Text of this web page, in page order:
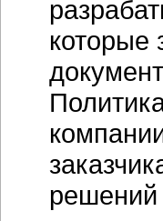
которые
решений